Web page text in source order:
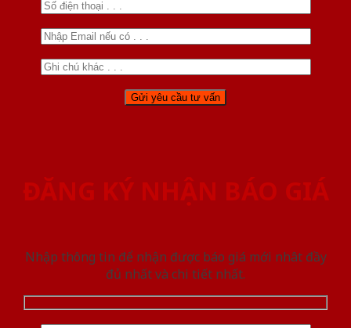
ĐĂNG KÝ NHẬN BÁO GIÁ
Nhập thông tin để nhận được báo giá mới nhât đầy
đủ nhất và chi tiết nhất.